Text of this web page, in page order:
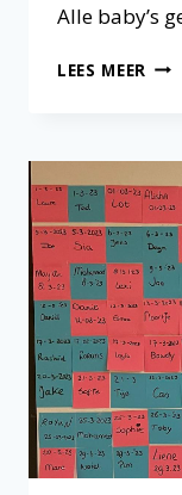
Alle baby’s
LEES MEER